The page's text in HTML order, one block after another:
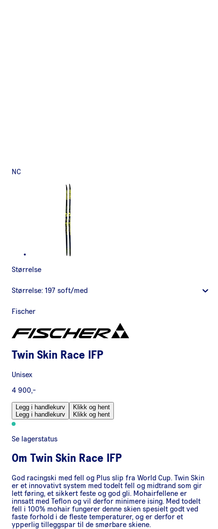
NC
Størrelse
Størrelse: 197 soft/med
Fischer
Twin Skin Race IFP
Unisex
4 900,-
Legg i handlekurv
Legg i handlekurv
Klikk og hent
Klikk og hent
Se lagerstatus
Om Twin Skin Race IFP
God racingski med fell og Plus slip fra World Cup. Twin Skin
er et innovativt system med todelt fell og midtrand som gir
lett føring, et sikkert feste og god gli. Mohairfellene er
innsatt med Teflon og vil derfor minimere ising. Med todelt
fell i 100% mohair fungerer denne skien spesielt godt ved
faste forhold i de fleste temperaturer, og er derfor et
ypperlig tilleggspar til de smørbare skiene.